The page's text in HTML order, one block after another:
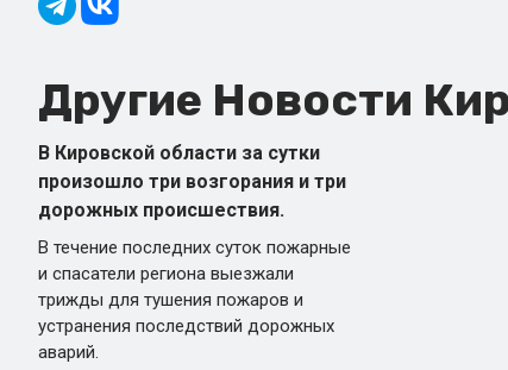
Другие Новости
В Кировской области за сутки
произошло три возгорания и три
дорожных происшествия.
В течение последних суток пожарные
и спасатели региона выезжали
трижды для тушения пожаров и
устранения последствий дорожных
аварий.